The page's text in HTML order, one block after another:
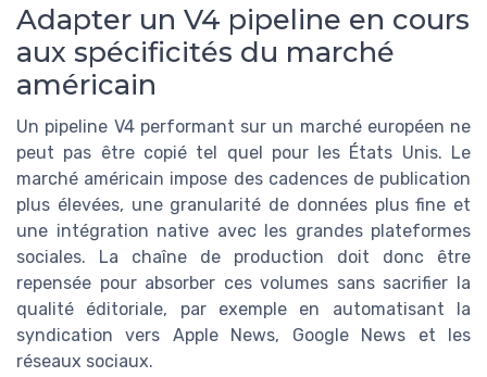
Adapter un V4 pipeline en cours
aux spécificités du marché
américain
Un pipeline V4 performant sur un marché européen ne
peut pas être copié tel quel pour les États Unis. Le
marché américain impose des cadences de publication
plus élevées, une granularité de données plus fine et
une intégration native avec les grandes plateformes
sociales. La chaîne de production doit donc être
repensée pour absorber ces volumes sans sacrifier la
qualité éditoriale, par exemple en automatisant la
syndication vers Apple News, Google News et les
réseaux sociaux.